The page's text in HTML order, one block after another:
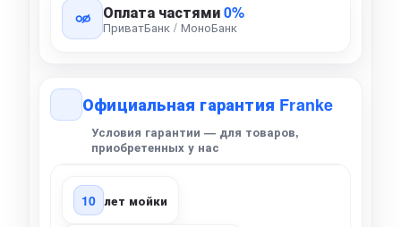
Оплата частями0%
ПриватБанк / МоноБанк
Официальная гарантия Franke
Условия гарантии — для товаров,
приобретенных у нас
10 лет мойки